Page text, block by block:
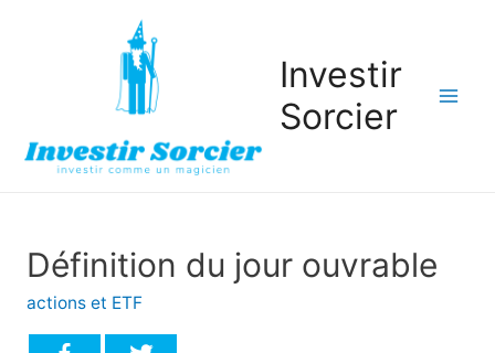
Investir
Sorcier
Définition du jour ouvrable
actions et ETF